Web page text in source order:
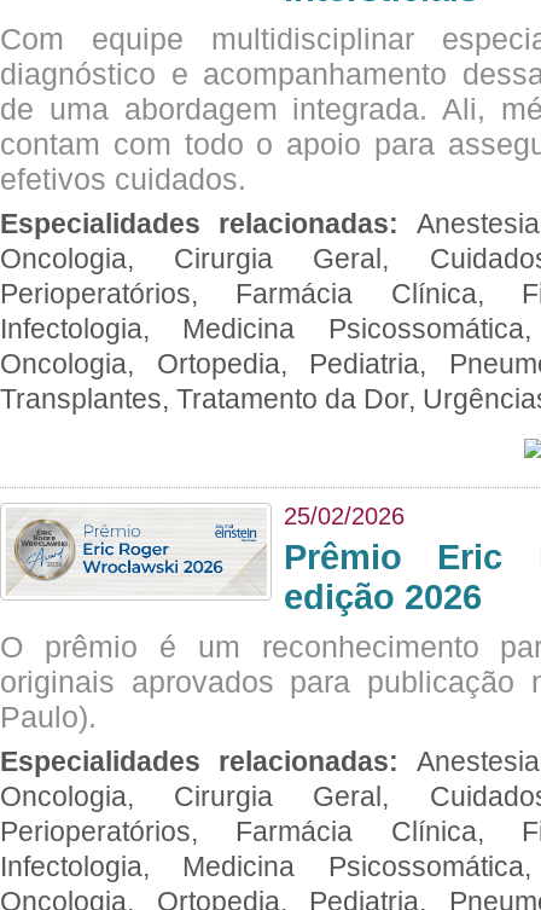
Com equipe multidisciplinar
diagnóstico e acompanhamento
de uma abordagem integrada. Ali,
contam com todo o apoio para
efetivos cuidados.
Especialidades relacionadas:
Oncologia, Cirurgia Geral,
Perioperatórios, Farmácia Clínica,
Infectologia, Medicina
Oncologia, Ortopedia, Pediatria,
Transplantes, Tratamento da Dor,
25/02/2026
Prêmio Eric
edição 2026
O prêmio é um reconhecimento
originais aprovados para publicação
Paulo).
Especialidades relacionadas:
Oncologia, Cirurgia Geral,
Perioperatórios, Farmácia Clínica,
Infectologia, Medicina
Oncologia, Ortopedia, Pediatria,